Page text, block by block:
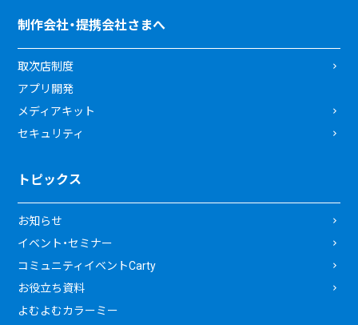
制作会社・提携会社さまへ
取次店制度
アプリ開発
メディアキット
セキュリティ
トピックス
お知らせ
イベント・セミナー
コミュニティイベントCarty
お役立ち資料
よむよむカラーミー